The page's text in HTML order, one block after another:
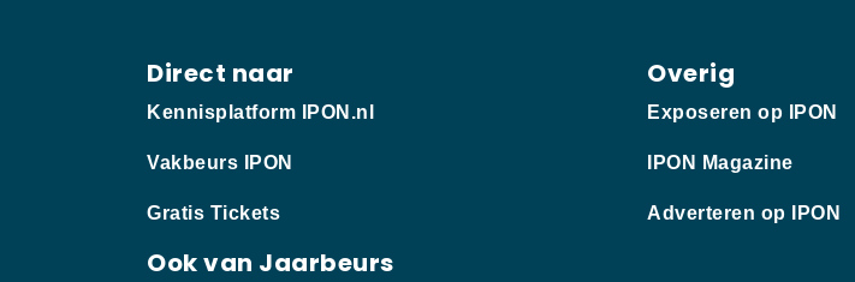
Direct naar
Kennisplatform IPON.nl
Vakbeurs IPON
Gratis Tickets
Ook van Jaarbeurs
Overig
Exposeren op IPON
IPON Magazine
Adverteren op IPON